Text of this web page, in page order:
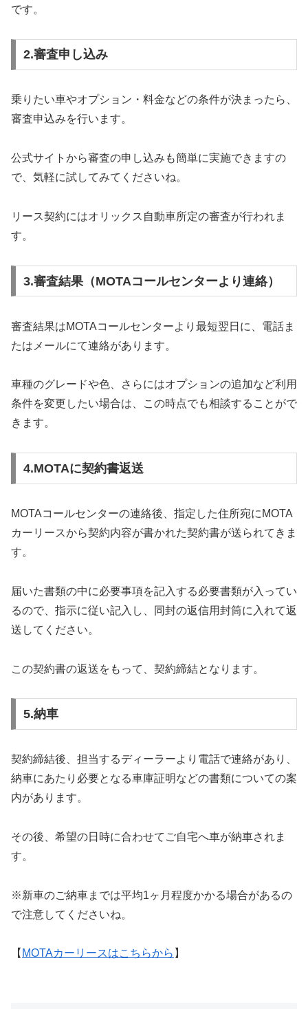
です。
2.審査申し込み
乗りたい車やオプション・料金などの条件が決まったら、
審査申込みを行います。
公式サイトから審査の申し込みも簡単に実施できますの
で、気軽に試してみてくださいね。
リース契約にはオリックス自動車所定の審査が行われま
す。
3.審査結果（MOTAコールセンターより連絡）
審査結果はMOTAコールセンターより最短翌日に、電話ま
たはメールにて連絡があります。
車種のグレードや色、さらにはオプションの追加など利用
条件を変更したい場合は、この時点でも相談することがで
きます。
4.MOTAに契約書返送
MOTAコールセンターの連絡後、指定した住所宛にMOTA
カーリースから契約内容が書かれた契約書が送られてきま
す。
届いた書類の中に必要事項を記入する必要書類が入ってい
るので、指示に従い記入し、同封の返信用封筒に入れて返
送してください。
この契約書の返送をもって、契約締結となります。
5.納車
契約締結後、担当するディーラーより電話で連絡があり、
納車にあたり必要となる車庫証明などの書類についての案
内があります。
その後、希望の日時に合わせてご自宅へ車が納車されま
す。
※新車のご納車までは平均1ヶ月程度かかる場合があるの
で注意してくださいね。
【 MOTAカーリースはこちらから 】